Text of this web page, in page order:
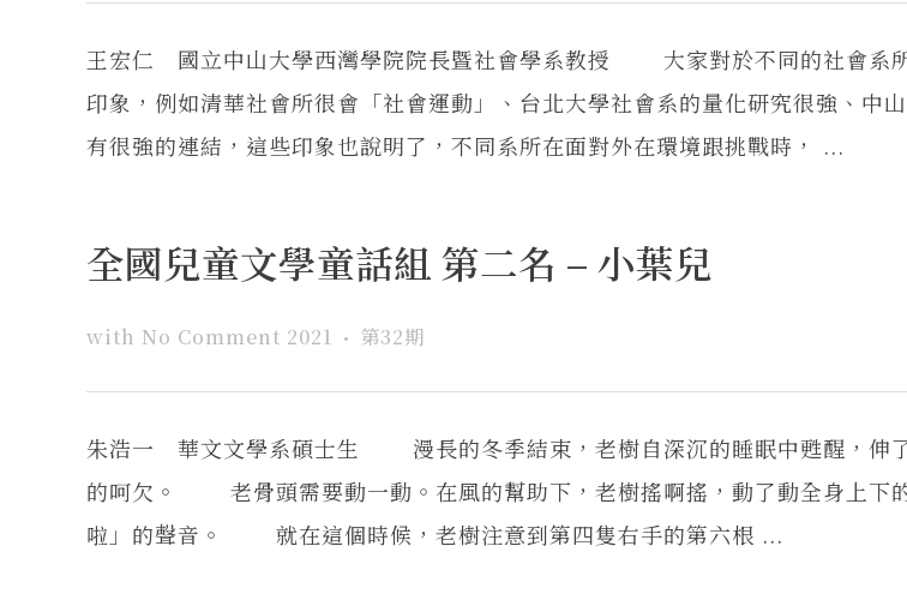
王宏仁 國立中山大學西灣學院院長暨社會學系教授 大家對於不同的社會系
印象，例如清華社會所很會「社會運動」、台北大學社會系的量化研究很強、中
有很強的連結，這些印象也說明了，不同系所在面對外在環境跟挑戰時， ...
全國兒童文學童話組 第二名 – 小葉兒
with No Comment 2021 第32期
朱浩一 華文文學系碩士生 漫長的冬季結束，老樹自深沉的睡眠中甦醒，伸
的呵欠。 老骨頭需要動一動。在風的幫助下，老樹搖啊搖，動了動全身上下
啦」的聲音。 就在這個時候，老樹注意到第四隻右手的第六根 ...